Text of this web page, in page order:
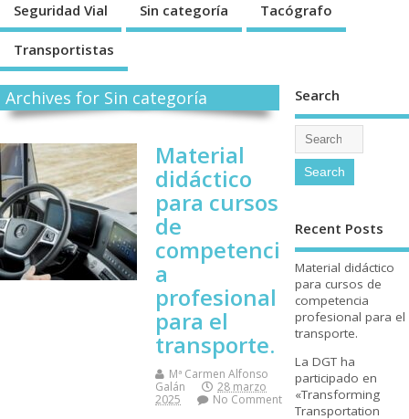
Seguridad Vial Sin categorí­a Tacógrafo
Transportistas
Archives for Sin categorí­a
Material
didáctico
para cursos
de
competenci
a
profesional
para el
transporte.
Mª Carmen Alfonso
Galán
28 marzo
2025
No Comment
Search
Recent Posts
Material didáctico
para cursos de
competencia
profesional para el
transporte.
La DGT ha
participado en
«Transforming
Transportation